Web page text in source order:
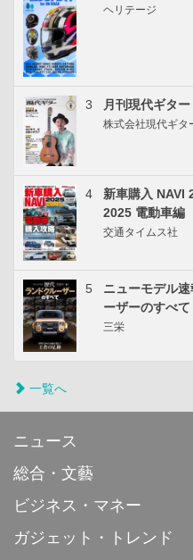
ヘリテージ
3 月刊現代ギタ
株式会社現代ギタ
4
新車購入 NAVI
2025 電動車編
交通タイムス社
5
ニューモデル
ーザーのすべて
三栄
一覧へ
ニュース
総合・文藝
ビジネス・マネー
ガジェット・トレンド